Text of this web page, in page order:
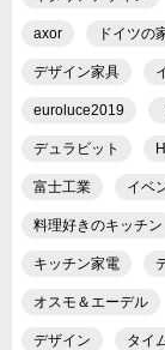
axor ドイツの
デザイン家具
euroluce2019
デュラビット
富士工業 イベ
料理好きのキッチン
キッチン家電
オスモ＆エーデル
デザイン タイ